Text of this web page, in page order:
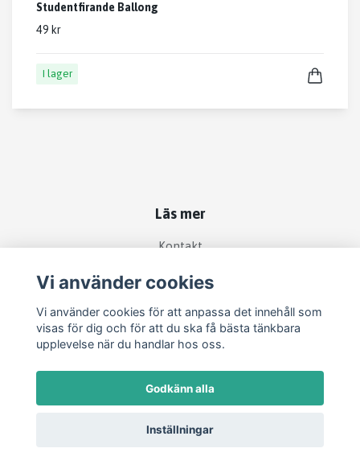
Studentfirande Ballong
49 kr
I lager
Läs mer
Kontakt
Sociala medier
Vi använder cookies
Vi använder cookies för att anpassa det innehåll som
visas för dig och för att du ska få bästa tänkbara
upplevelse när du handlar hos oss.
Godkänn alla
Inställningar